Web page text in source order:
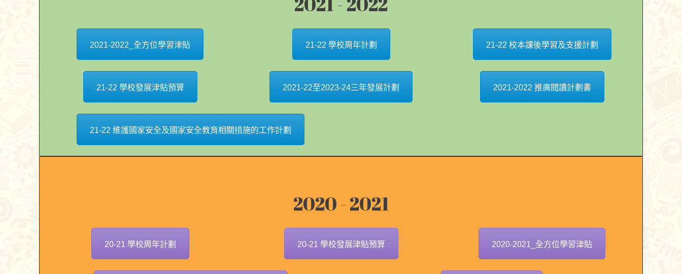
2021-2022_全方位學習津貼 21-22 學校周年計劃 21-22 校本課後學習及支援計劃
21-22 學校發展津貼預算 2021-22至2023-24三年發展計劃 2021-2022 推廣閱讀計劃書
21-22 維護國家安全及國家安全教育相關措施的工作計劃
2020 - 2021
20-21 學校周年計劃 20-21 學校發展津貼預算 2020-2021_全方位學習津貼